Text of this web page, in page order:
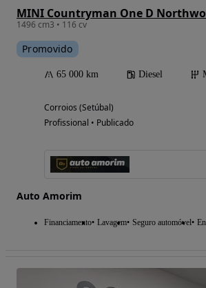
MINI Countryman One D
1496 cm3 • 116 cv
Promovido
65 000 km Diesel
Corroios (Setúbal)
Profissional • Publicado
Auto Amorim
Financiamento Lavagem Seguro automóvel